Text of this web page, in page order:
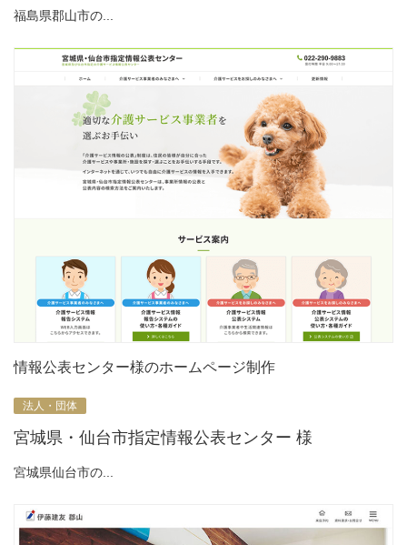
福島県郡山市の...
情報公表センター様のホームページ制作
法人・団体
宮城県・仙台市指定情報公表センター 様
宮城県仙台市の...